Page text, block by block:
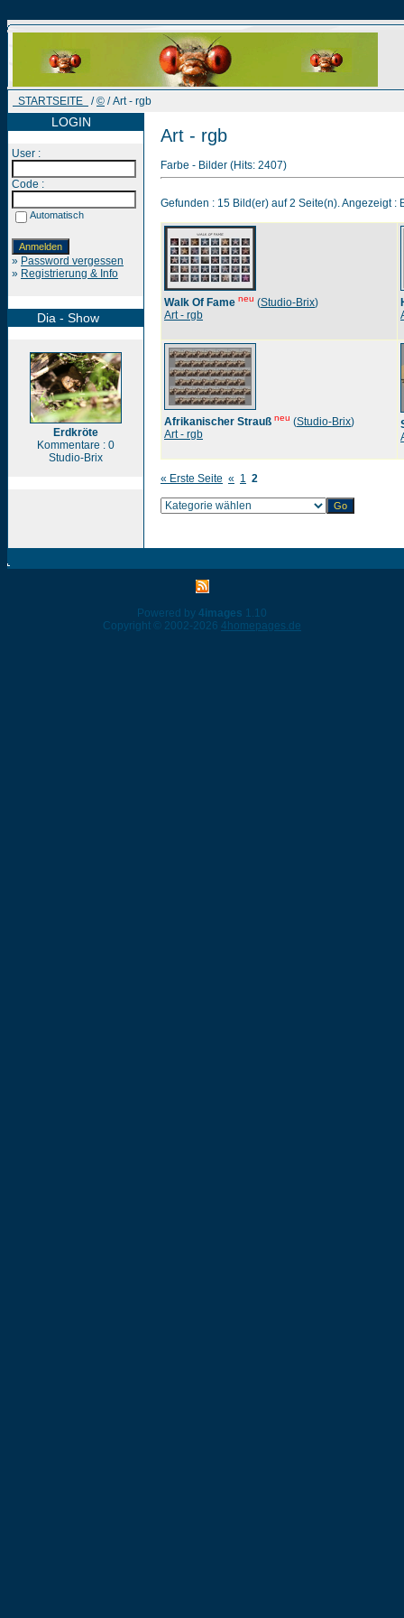
STARTSEITE /© / Art - rgb
LOGIN
User :
Code :
Automatisch
» Password vergessen
» Registrierung & Info
Dia - Show
Erdkröte
Kommentare : 0
Studio-Brix
Art - rgb
Farbe - Bilder (Hits: 2407)
Gefunden : 15 Bild(er) auf 2 Seite(n). Angezeigt :
Walk Of Fame neu (Studio-Brix)
Art - rgb
Afrikanischer Strauß neu (Studio-Brix)
Art - rgb
« Erste Seite « 1 2
Powered by 4images 1.10
Copyright © 2002-2026 4homepages.de